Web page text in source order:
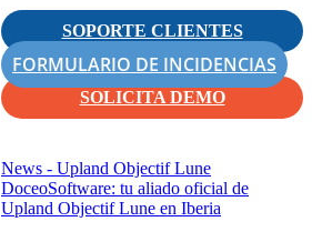
SOPORTE CLIENTES
FORMULARIO DE INCIDENCIAS
SOLICITA DEMO
News - Upland Objectif Lune
DoceoSoftware: tu aliado oficial de
Upland Objectif Lune en Iberia